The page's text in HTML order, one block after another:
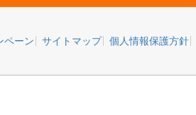
ペーン サイトマップ 個人情報保護方針